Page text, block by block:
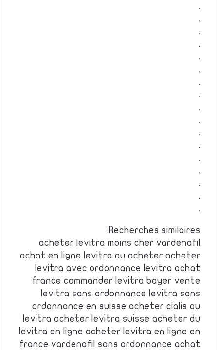
.
.
.
.
.
.
.
.
.
.
.
.
.
.
.
.
.
Recherches similaires:
acheter levitra moins cher vardenafil
achat en ligne levitra ou acheter acheter
levitra avec ordonnance levitra achat
france commander levitra bayer vente
levitra sans ordonnance levitra sans
ordonnance en suisse acheter cialis ou
levitra acheter levitra suisse acheter du
levitra en ligne acheter levitra en ligne en
france vardenafil sans ordonnance achat